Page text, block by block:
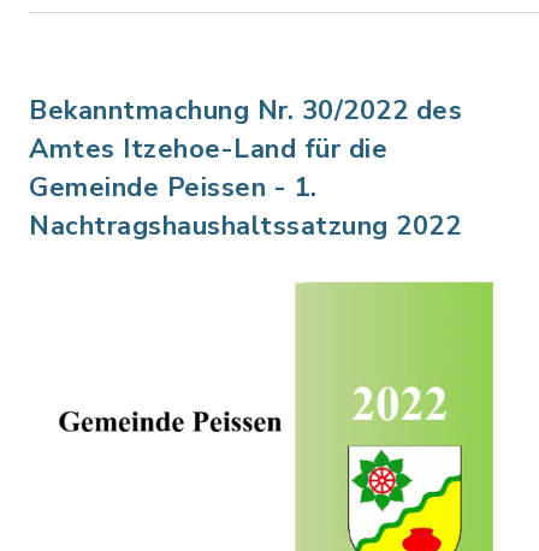
Bekanntmachung Nr. 30/2022 des
Amtes Itzehoe-Land für die
Gemeinde Peissen - 1.
Nachtragshaushaltssatzung 2022